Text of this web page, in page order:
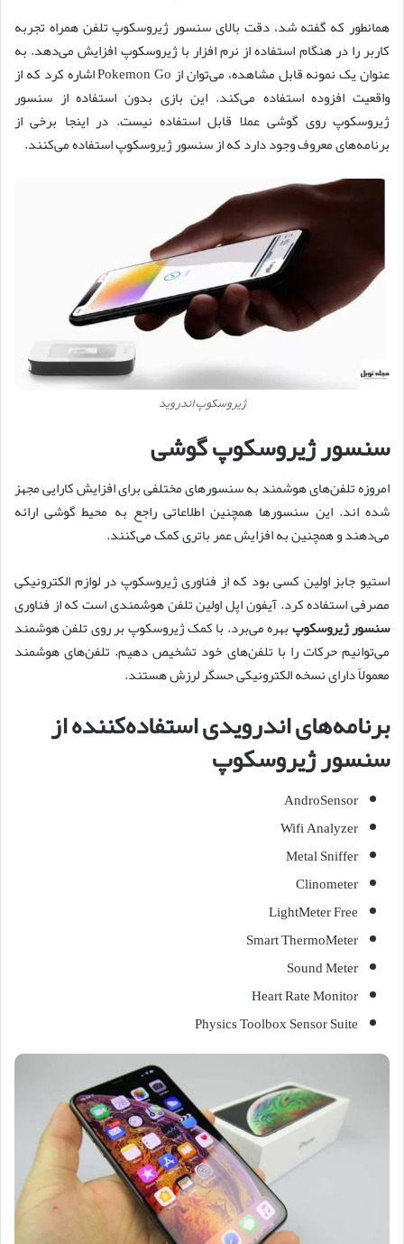
همانطور که گفته شد، دقت بالای سنسور ژیروسکوپ تلفن همراه تجربه
کاربر را در هنگام استفاده از نرم افزار با ژیروسکوپ افزایش می‌دهد. به
عنوان یک نمونه قابل مشاهده، می‌توان از Pokemon Go اشاره کرد که از
واقعیت افزوده استفاده می‌کند. این بازی بدون استفاده از سنسور
ژیروسکوپ روی گوشی عملا قابل استفاده نیست. در اینجا برخی از
برنامه‌های معروف وجود دارد که از سنسور ژیروسکوپ استفاده می‌کنند.
ژیروسکوپ اندروید
سنسور ژیروسکوپ گوشی
امروزه تلفن‌های هوشمند به سنسورهای مختلفی برای افزایش کارایی مجهز
شده اند. این سنسورها همچنین اطلاعاتی راجع به محیط گوشی ارائه
می‌دهند و همچنین به افزایش عمر باتری کمک می‌کنند.
استیو جابز اولین کسی بود که از فناوری ژیروسکوپ در لوازم الکترونیکی
مصرفی استفاده کرد. آیفون اپل اولین تلفن هوشمندی است که از فناوری
سنسور ژیروسکوپبهره می‌برد. با کمک ژیروسکوپ بر روی تلفن هوشمند
می‌توانیم حرکات را با تلفن‌های خود تشخیص دهیم. تلفن‌های هوشمند
معمولاً دارای نسخه الکترونیکی حسگر لرزش هستند.
برنامه‌های اندرویدی استفاده‌کننده از
سنسور ژیروسکوپ
AndroSensor
Wifi Analyzer
Metal Sniffer
Clinometer
LightMeter Free
Smart ThermoMeter
Sound Meter
Heart Rate Monitor
Physics Toolbox Sensor Suite